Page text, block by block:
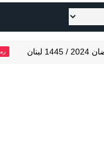
رمضانيات امساكية رمضان